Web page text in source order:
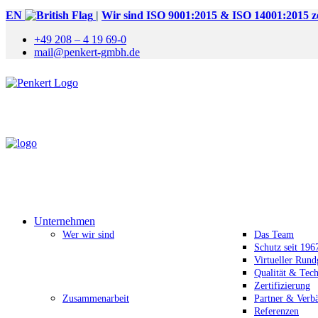
EN | Wir sind ISO 9001:2015 & ISO 14001:2015
+49 208 – 4 19 69-0
mail@penkert-gmbh.de
Unternehmen
Wer wir sind
Das Team
Schutz seit
Virtueller
Qualität &
Zertifizierung
Zusammenarbeit
Partner &
Referenzen